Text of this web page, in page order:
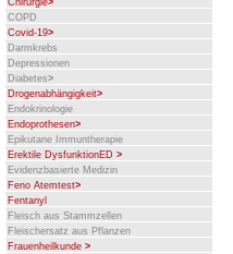
Chirurgie>
COPD
Covid-19>
Darmkrebs
Depressionen
Diabetes>
Drogenabhängigkeit>
Endokrinologie
Endoprothesen>
Epikutane Immuntherapie
Erektile DysfunktionED >
Evidenzbasierte Medizin
Feno Atemtest>
Fentanyl
Fleisch aus Stammzellen
Fleischersatz aus Pflanzen
Frauenheilkunde >